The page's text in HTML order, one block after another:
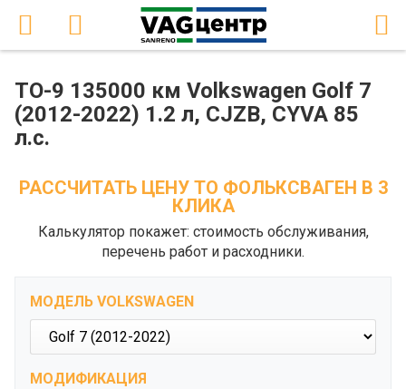
ТО-9 135000 км Volkswagen Golf 7
(2012-2022) 1.2 л, CJZB, CYVA 85
л.с.
РАССЧИТАТЬ ЦЕНУ ТО ФОЛЬКСВАГЕН В 3
КЛИКА
Калькулятор покажет: стоимость обслуживания,
перечень работ и расходники.
МОДЕЛЬ VOLKSWAGEN
МОДИФИКАЦИЯ